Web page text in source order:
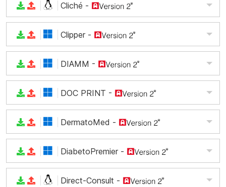
Cliché -
Clipper -
DIAMM -
DOC PRINT -
DermatoMed -
DiabetoPremier -
Direct-Consult -